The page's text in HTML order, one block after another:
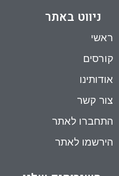
ניווט באתר
ראשי
קורסים
אודותינו
צור קשר
התחברו לאתר
הירשמו לאתר